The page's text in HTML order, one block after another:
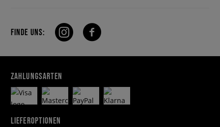
FINDE UNS:
ZAHLUNGSARTEN
LIEFEROPTIONEN